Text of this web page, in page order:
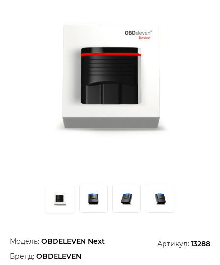
Модель: OBDELEVEN Next Артикул: 13288
Бренд: OBDELEVEN